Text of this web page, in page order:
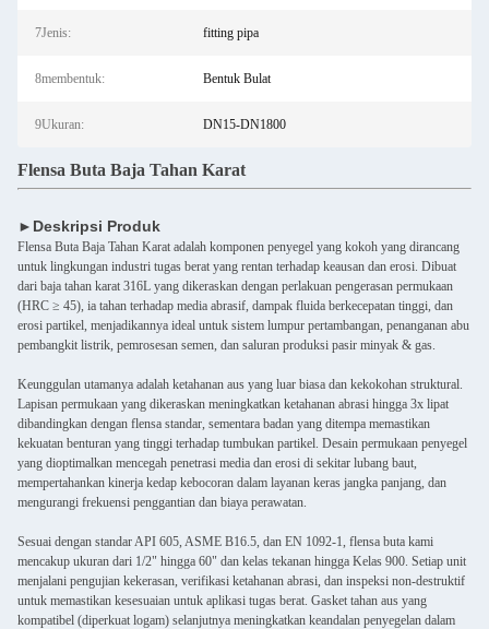
7Jenis: fitting pipa
8membentuk: Bentuk Bulat
9Ukuran: DN15-DN1800
Flensa Buta Baja Tahan Karat
►Deskripsi Produk
Flensa Buta Baja Tahan Karat adalah komponen penyegel yang kokoh yang dirancang
untuk lingkungan industri tugas berat yang rentan terhadap keausan dan erosi. Dibuat
dari baja tahan karat 316L yang dikeraskan dengan perlakuan pengerasan permukaan
(HRC ≥ 45), ia tahan terhadap media abrasif, dampak fluida berkecepatan tinggi, dan
erosi partikel, menjadikannya ideal untuk sistem lumpur pertambangan, penanganan abu
pembangkit listrik, pemrosesan semen, dan saluran produksi pasir minyak & gas.
Keunggulan utamanya adalah ketahanan aus yang luar biasa dan kekokohan struktural.
Lapisan permukaan yang dikeraskan meningkatkan ketahanan abrasi hingga 3x lipat
dibandingkan dengan flensa standar, sementara badan yang ditempa memastikan
kekuatan benturan yang tinggi terhadap tumbukan partikel. Desain permukaan penyegel
yang dioptimalkan mencegah penetrasi media dan erosi di sekitar lubang baut,
mempertahankan kinerja kedap kebocoran dalam layanan keras jangka panjang, dan
mengurangi frekuensi penggantian dan biaya perawatan.
Sesuai dengan standar API 605, ASME B16.5, dan EN 1092-1, flensa buta kami
mencakup ukuran dari 1/2" hingga 60" dan kelas tekanan hingga Kelas 900. Setiap unit
menjalani pengujian kekerasan, verifikasi ketahanan abrasi, dan inspeksi non-destruktif
untuk memastikan kesesuaian untuk aplikasi tugas berat. Gasket tahan aus yang
kompatibel (diperkuat logam) selanjutnya meningkatkan keandalan penyegelan dalam